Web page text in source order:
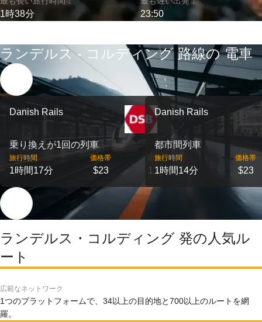
1時38分 23:50
ランデルス - コルディング 路線の 電車
Danish Rails
乗り換えが1回の列車
旅行時間
1時間17分
価格帯
$23
出発
1
Danish Rails
都市間列車
旅行時間
1時間14分
価格帯
$23
ランデルス・コルディング 発の人気ル
ート
広範なネットワーク
1つのプラットフォームで、34以上の目的地と700以上のルートを網
羅。